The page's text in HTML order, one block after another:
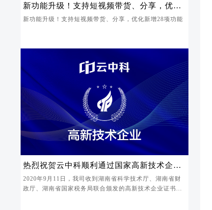
新功能升级！支持短视频带货、分享，优化
新增28项功能
新功能升级！支持短视频带货、分享，优化新增28项功能
热烈祝贺云中科顺利通过国家高新技术企业
认定
2020年9月11日，我司收到湖南省科学技术厅、湖南省财
政厅、湖南省国家税务局联合颁发的高新技术企业证书...